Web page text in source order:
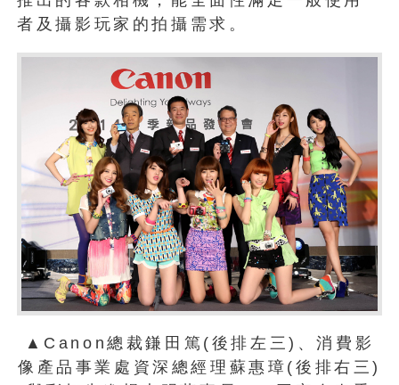
者及攝影玩家的拍攝需求。
▲Canon總裁鎌田篤(後排左三)、消費影
像產品事業處資深總經理蘇惠璋(後排右三)